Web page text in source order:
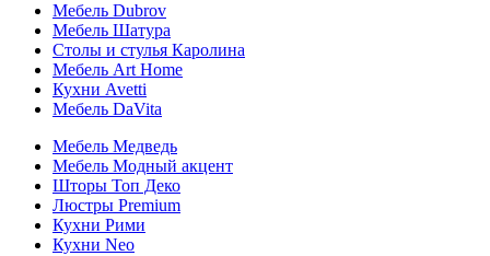
Мебель Dubrov
Мебель Шатура
Столы и стулья Каролина
Мебель Art Home
Кухни Avetti
Мебель DaVita
Мебель Медведь
Мебель Модный акцент
Шторы Топ Деко
Люстры Premium
Кухни Рими
Кухни Neo